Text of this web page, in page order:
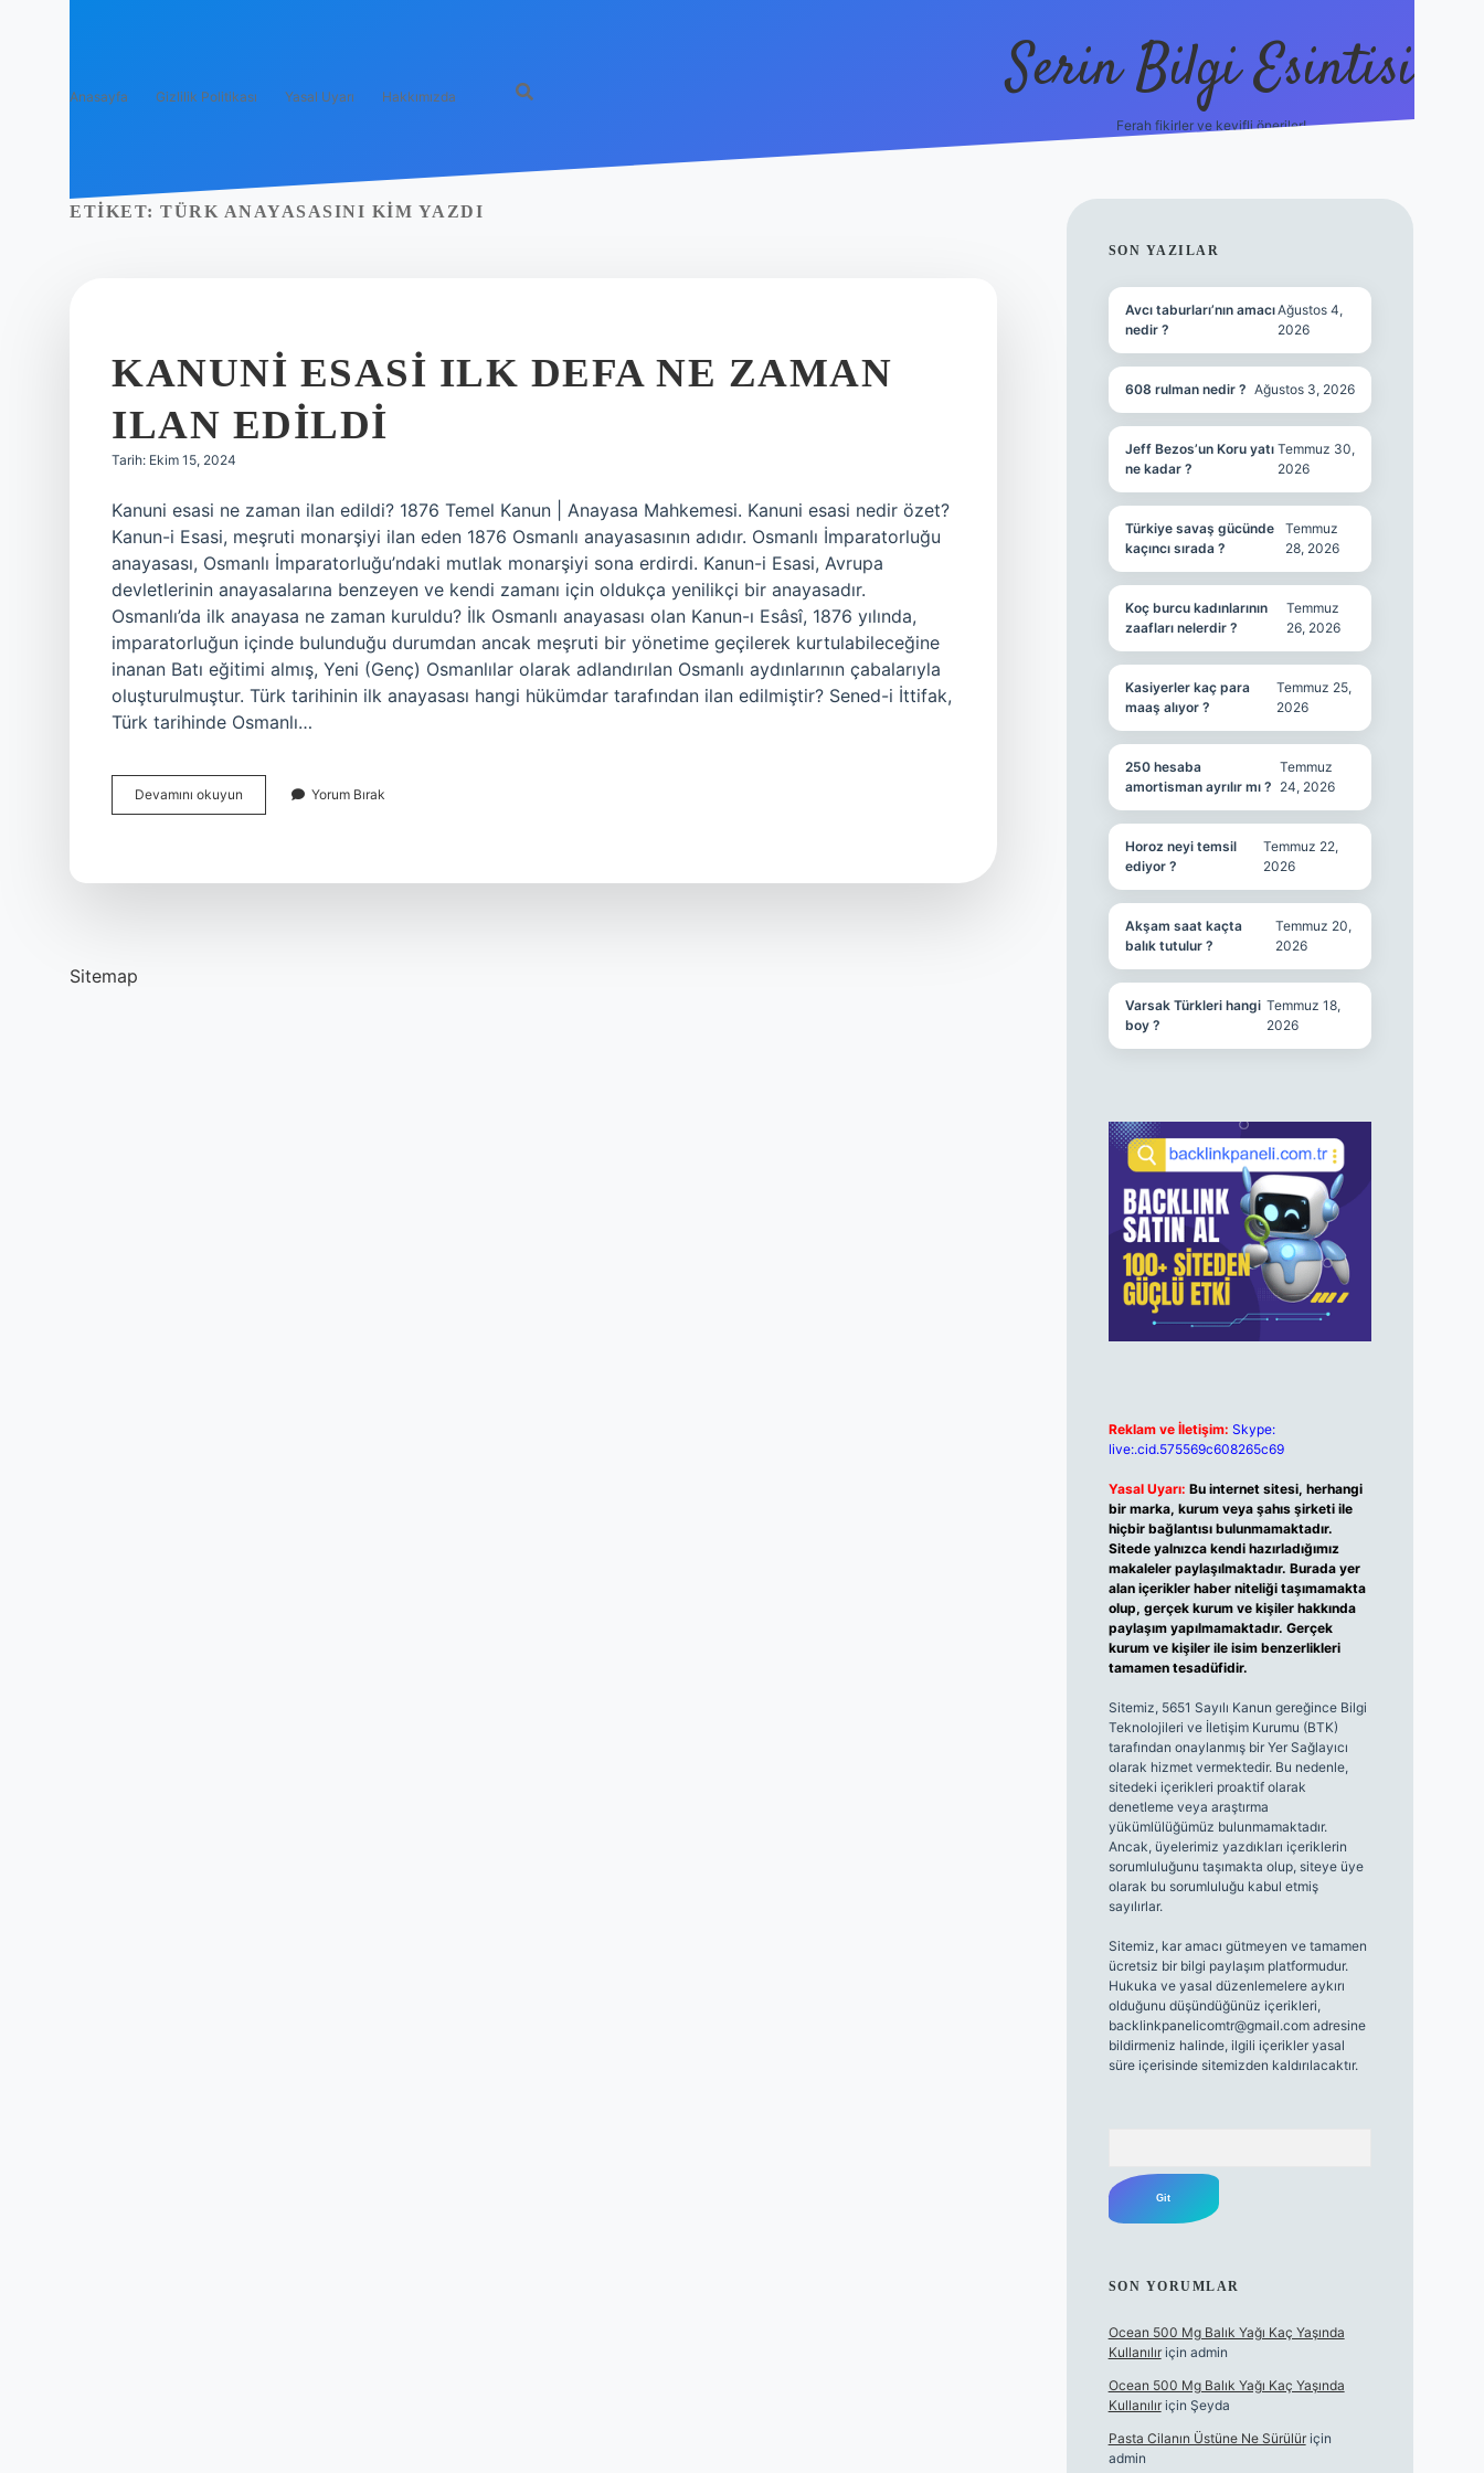
Anasayfa Gizlilik Politikası Yasal Uyarı Hakkımızda Serin Bilgi Esintisi
Ferah fikirler ve keyifli öneriler!
ETIKET: TÜRK ANAYASASINI KIM YAZDI
KANUNI ESASI ILK DEFA NE ZAMAN
ILAN EDILDI
Tarih: Ekim 15, 2024
Kanuni esasi ne zaman ilan edildi? 1876 ​​​​Temel Kanun | Anayasa Mahkemesi. Kanuni esasi nedir özet?
Kanun-i Esasi, meşruti monarşiyi ilan eden 1876 Osmanlı anayasasının adıdır. Osmanlı İmparatorluğu
anayasası, Osmanlı İmparatorluğu’ndaki mutlak monarşiyi sona erdirdi. Kanun-i Esasi, Avrupa
devletlerinin anayasalarına benzeyen ve kendi zamanı için oldukça yenilikçi bir anayasadır.
Osmanlı’da ilk anayasa ne zaman kuruldu? İlk Osmanlı anayasası olan Kanun-ı Esâsî, 1876 yılında,
imparatorluğun içinde bulunduğu durumdan ancak meşruti bir yönetime geçilerek kurtulabileceğine
inanan Batı eğitimi almış, Yeni (Genç) Osmanlılar olarak adlandırılan Osmanlı aydınlarının çabalarıyla
oluşturulmuştur. Türk tarihinin ilk anayasası hangi hükümdar tarafından ilan edilmiştir? Sened-i İttifak,
Türk tarihinde Osmanlı…
Devamını okuyun
Esasi
Yorum Bırak
Sitemap
SIDEBAR
SON YAZILAR
Avcı taburları’nın amacı
nedir ?
Ağustos 4,
2026
608 rulman nedir ? Ağustos 3, 2026
Jeff Bezos’un Koru yatı
ne kadar ?
Temmuz 30,
2026
Türkiye savaş gücünde
kaçıncı sırada ?
Temmuz
28, 2026
Koç burcu kadınlarının
zaafları nelerdir ?
Temmuz
26, 2026
Kasiyerler kaç para
maaş alıyor ?
Temmuz 25,
2026
250 hesaba
amortisman ayrılır mı ?
Temmuz
24, 2026
Horoz neyi temsil
ediyor ?
Temmuz 22,
2026
Akşam saat kaçta
balık tutulur ?
Temmuz 20,
2026
Varsak Türkleri hangi
boy ?
Temmuz 18,
2026
Reklam ve İletişim: Skype:
live:.cid.575569c608265c69
Yasal Uyarı: Bu internet sitesi, herhangi
bir marka, kurum veya şahıs şirketi ile
hiçbir bağlantısı bulunmamaktadır.
Sitede yalnızca kendi hazırladığımız
makaleler paylaşılmaktadır. Burada yer
alan içerikler haber niteliği taşımamakta
olup, gerçek kurum ve kişiler hakkında
paylaşım yapılmamaktadır. Gerçek
kurum ve kişiler ile isim benzerlikleri
tamamen tesadüfidir.
Sitemiz, 5651 Sayılı Kanun gereğince Bilgi
Teknolojileri ve İletişim Kurumu (BTK)
tarafından onaylanmış bir Yer Sağlayıcı
olarak hizmet vermektedir. Bu nedenle,
sitedeki içerikleri proaktif olarak
denetleme veya araştırma
yükümlülüğümüz bulunmamaktadır.
Ancak, üyelerimiz yazdıkları içeriklerin
sorumluluğunu taşımakta olup, siteye üye
olarak bu sorumluluğu kabul etmiş
sayılırlar.
Sitemiz, kar amacı gütmeyen ve tamamen
ücretsiz bir bilgi paylaşım platformudur.
Hukuka ve yasal düzenlemelere aykırı
olduğunu düşündüğünüz içerikleri,
backlinkpanelicomtr@gmail.comadresine
bildirmeniz halinde, ilgili içerikler yasal
süre içerisinde sitemizden kaldırılacaktır.
SON YORUMLAR
Ocean 500 Mg Balık Yağı Kaç Yaşında
Kullanılıriçin admin
Ocean 500 Mg Balık Yağı Kaç Yaşında
Kullanılıriçin Şeyda
Pasta Cilanın Üstüne Ne Sürülüriçin
admin
ilbet giriş